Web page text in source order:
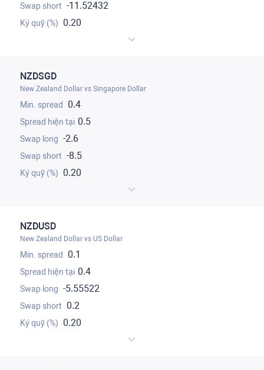
-11.52432
0.20
NZDSGD
New Zealand Dollar vs Singapore Dollar
0.4
0.5
-2.6
-8.5
0.20
NZDUSD
New Zealand Dollar vs US Dollar
0.1
0.4
-5.55522
0.2
0.20